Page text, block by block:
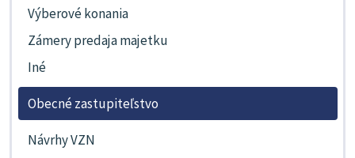
Výberové konania
Zámery predaja majetku
Iné
Obecné zastupiteľstvo
Návrhy VZN